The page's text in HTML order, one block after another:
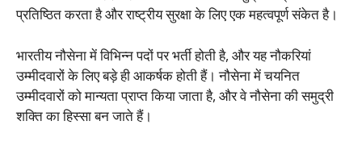
प्रतिष्ठित करता है और राष्ट्रीय सुरक्षा के लिए एक महत्वपूर्ण संकेत है।
भारतीय नौसेना में विभिन्न पदों पर भर्ती होती है, और यह नौकरियां
उम्मीदवारों के लिए बड़े ही आकर्षक होती हैं। नौसेना में चयनित
उम्मीदवारों को मान्यता प्राप्त किया जाता है, और वे नौसेना की समुद्री
शक्ति का हिस्सा बन जाते हैं।